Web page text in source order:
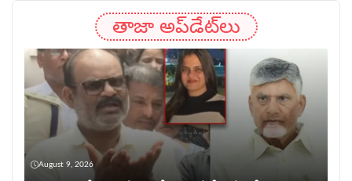
తాజా అప్‌డేట్‌లు
August 9, 2026